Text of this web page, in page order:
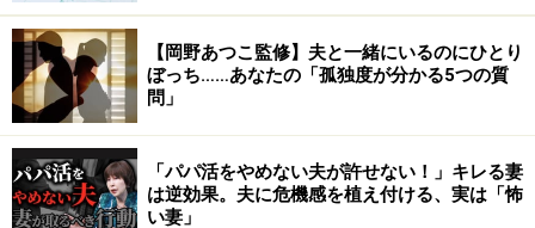
す。
A子さんいわく、「夫とは、子どもが生まれてからはセ
ックスレスの状態。だからこそ、彼にひとりの女性とし
て見てもらえることがうれしかったんです。『こんなこ
と、いつまでも続けていてはいけない』とわかってはい
たものの、会うことはやめられなかった」。
【岡野あつこ監修】夫と一緒にいるのにひとり
ぼっち……あなたの「孤独度が分かる5つの質
問」
「パパ活をやめない夫が許せない！」キレる妻
は逆効果。夫に危機感を植え付ける、実は「怖
い妻」